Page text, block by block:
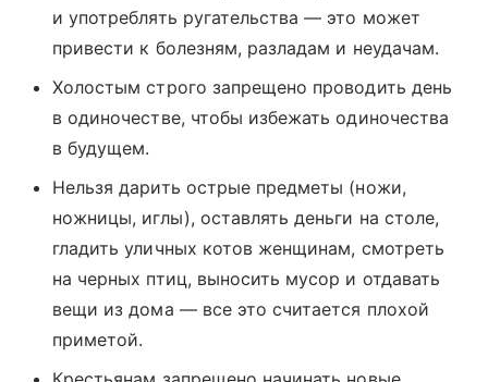
и употреблять ругательства — это может
привести к болезням, разладам и неудачам.
Холостым строго запрещено проводить день
в одиночестве, чтобы избежать одиночества
в будущем.
Нельзя дарить острые предметы (ножи,
ножницы, иглы), оставлять деньги на столе,
гладить уличных котов женщинам, смотреть
на черных птиц, выносить мусор и отдавать
вещи из дома — все это считается плохой
приметой.